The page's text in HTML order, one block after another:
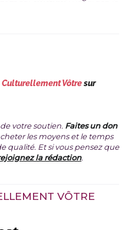
Culturellement Vôtresur
votre soutien. Faites un don
les moyens et le temps
qualité. Et si vous pensez que
la rédaction.
VÔTRE